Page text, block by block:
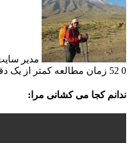
مدیر سایت 2019-01-18
زمان مطالعه کمتر از یک دقیقه
کجا می کشانی مرا: